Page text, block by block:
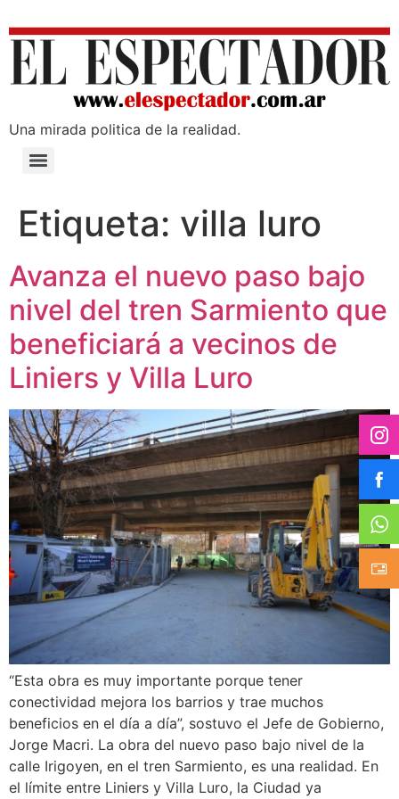
Una mirada poli­tica de la realidad.
Etiqueta: villa luro
Avanza el nuevo paso bajo
nivel del tren Sarmiento que
beneficiará a vecinos de
Liniers y Villa Luro
“Esta obra es muy importante porque tener
conectividad mejora los barrios y trae muchos
beneficios en el día a día”, sostuvo el Jefe de Gobierno,
Jorge Macri. La obra del nuevo paso bajo nivel de la
calle Irigoyen, en el tren Sarmiento, es una realidad. En
el límite entre Liniers y Villa Luro, la Ciudad ya